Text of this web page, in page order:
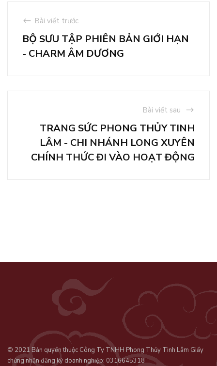
Bài viết trước
BỘ SƯU TẬP PHIÊN BẢN GIỚI HẠN
- CHARM ÂM DƯƠNG
Bài viết sau
TRANG SỨC PHONG THỦY TINH
LÂM - CHI NHÁNH LONG XUYÊN
CHÍNH THỨC ĐI VÀO HOẠT ĐỘNG
© 2021 Bản quyền thuộc Công Ty TNHH Phong Thủy Tinh Lâm Giấy
chứng nhận đăng ký doanh nghiệp: 0316645318